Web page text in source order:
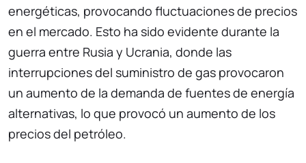
energéticas, provocando fluctuaciones de precios
en el mercado. Esto ha sido evidente durante la
guerra entre Rusia y Ucrania, donde las
interrupciones del suministro de gas provocaron
un aumento de la demanda de fuentes de energía
alternativas, lo que provocó un aumento de los
precios del petróleo.